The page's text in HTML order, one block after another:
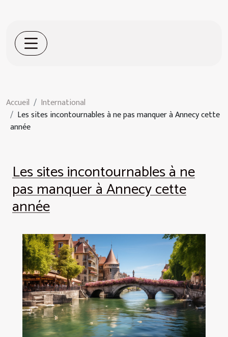
Accueil
International
Les sites incontournables à ne pas manquer à Annecy cette
année
Les sites incontournables à ne
pas manquer à Annecy cette
année